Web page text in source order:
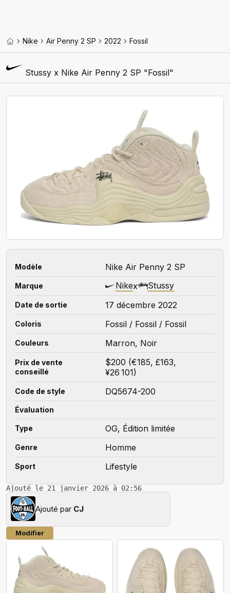
Nike Air Penny 2 SP 2022 Fossil
Stussy x Nike Air Penny 2 SP "Fossil"
Modèle Nike Air Penny 2 SP
Marque Nikex Stussy
Date de sortie 17 décembre 2022
Coloris Fossil / Fossil / Fossil
Couleurs Marron, Noir
Prix de vente
conseillé
$200 (€185, £163,
¥26 101)
Code de style DQ5674-200
Évaluation
Type OG, Édition limitée
Genre Homme
Sport Lifestyle
Ajouté le 21 janvier 2026 à 02:56
Ajouté par CJ
Modifier